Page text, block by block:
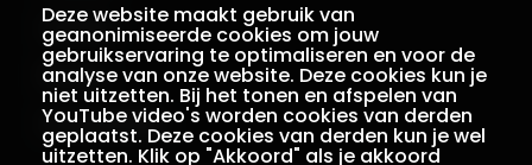
Deze website maakt gebruik van
geanonimiseerde cookies om jouw
gebruikservaring te optimaliseren en voor de
analyse van onze website. Deze cookies kun je
niet uitzetten. Bij het tonen en afspelen van
YouTube video's worden cookies van derden
geplaatst. Deze cookies van derden kun je wel
uitzetten. Klik op "Akkoord" als je akkoord
Colofon
Privacy
Voorwaarden